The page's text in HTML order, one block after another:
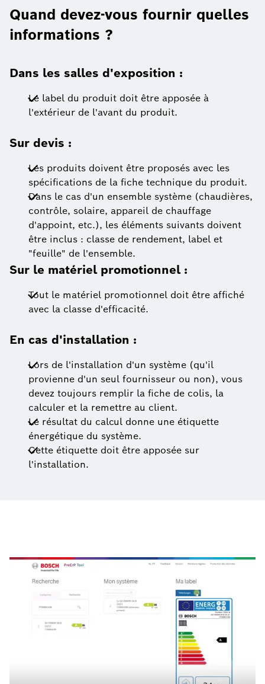
Quand devez-vous fournir quelles
informations ?
Dans les salles d'exposition :
Le label du produit doit être apposée à
l'extérieur de l'avant du produit.
Sur devis :
Les produits doivent être proposés avec les
spécifications de la fiche technique du produit.
Dans le cas d'un ensemble système (chaudières,
contrôle, solaire, appareil de chauffage
d'appoint, etc.), les éléments suivants doivent
être inclus : classe de rendement, label et
"feuille" de l'ensemble.
Sur le matériel promotionnel :
Tout le matériel promotionnel doit être affiché
avec la classe d'efficacité.
En cas d'installation :
Lors de l'installation d'un système (qu'il
provienne d'un seul fournisseur ou non), vous
devez toujours remplir la fiche de colis, la
calculer et la remettre au client.
Le résultat du calcul donne une étiquette
énergétique du système.
Cette étiquette doit être apposée sur
l'installation.